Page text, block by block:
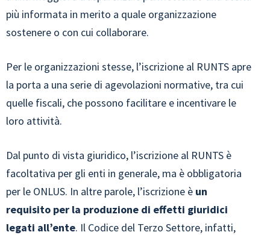
più informata in merito a quale organizzazione
sostenere o con cui collaborare.
Per le organizzazioni stesse, l’iscrizione al RUNTS apre
la porta a una serie di agevolazioni normative, tra cui
quelle fiscali, che possono facilitare e incentivare le
loro attività.
Dal punto di vista giuridico, l’iscrizione al RUNTS è
facoltativa per gli enti in generale, ma è obbligatoria
per le ONLUS. In altre parole, l’iscrizione è un
requisito per la produzione di effetti giuridici
legati all’ente. Il Codice del Terzo Settore, infatti,